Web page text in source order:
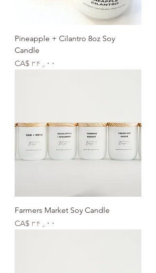
Pineapple + Cilantro 8oz Soy
Candle
Price
CA$ ۳۴٫۰۰
Farmers Market Soy Candle
Price
CA$ ۳۴٫۰۰